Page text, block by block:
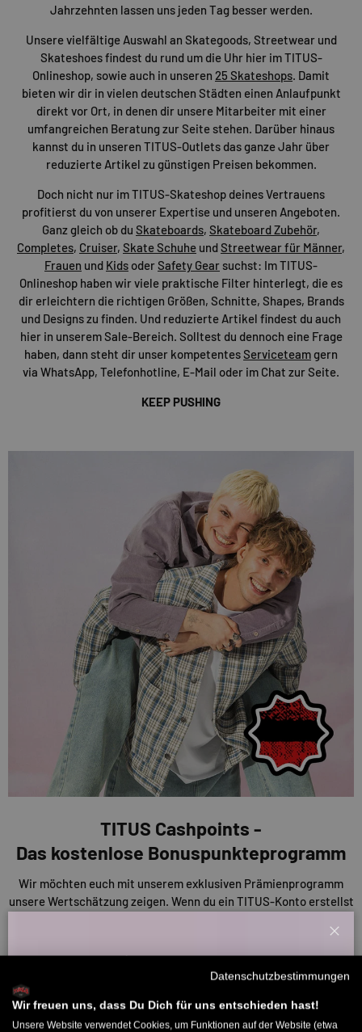
Jahrzehnten lassen uns jeden Tag besser werden.
Unsere vielfältige Auswahl an Skategoods, Streetwear und
Skateshoes findest du rund um die Uhr hier im TITUS-
Onlineshop, sowie auch in unseren 25 Skateshops. Damit
bieten wir dir in vielen deutschen Städten einen Anlaufpunkt
direkt vor Ort, in denen dir unsere Mitarbeiter mit einer
umfangreichen Beratung zur Seite stehen. Darüber hinaus
kannst du in unseren TITUS-Outlets das ganze Jahr über
reduzierte Artikel zu günstigen Preisen bekommen.
Doch nicht nur im TITUS-Skateshop deines Vertrauens
profitierst du von unserer Expertise und unseren Angeboten.
Ganz gleich ob du Skateboards, Skateboard Zubehör,
Completes, Cruiser, Skate Schuhe undStreetwear für Männer,
Frauen und Kids oderSafety Gear suchst: Im TITUS-
Onlineshop haben wir viele praktische Filter hinterlegt, die es
dir erleichtern die richtigen Größen, Schnitte, Shapes, Brands
und Designs zu finden. Und reduzierte Artikel findest du auch
hier in unserem Sale-Bereich. Solltest du dennoch eine Frage
haben, dann steht dir unser kompetentesServiceteamgern
via WhatsApp, Telefonhotline, E-Mail oder im Chat zur Seite.
KEEP PUSHING
TITUS Cashpoints -
Das kostenlose Bonuspunkteprogramm
Wir möchten euch mit unserem exklusiven Prämienprogramm
unsere Wertschätzung zeigen. Wenn du ein TITUS-Konto erstellst
Bewertungen und Einkäufe. Diese Punkte kannst du nutzen, um
Rabatte auf deine Einkäufe oder andere Prämien zu erhalten. Je
mehr du also sammelst, desto mehr sparst du!
ENTDECKE UNSERE CASHPOINTS
Willkommensbonus
Willkommens-Rabattcode direkt per Mail zugeschickt.
Datenschutzbestimmungen
Wir freuen uns, dass Du Dich für uns entschieden hast!
Unsere Website verwendet Cookies, um Funktionen auf der Website (etwa